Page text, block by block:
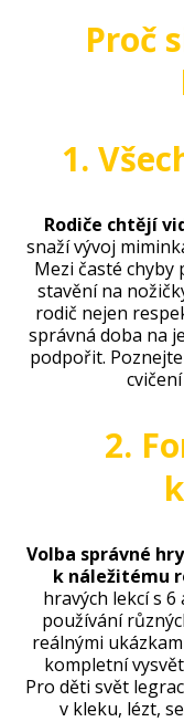
Proč
1.
Rodiče chtějí
snaží vývoj
Mezi časté
stavění na
rodič nejen
správná doba na
podpořit.
2.
Volba správné
k náležitému
hravých lekcí s
používání
reálnými
kompletní
Pro děti svět
v kleku, lézt,